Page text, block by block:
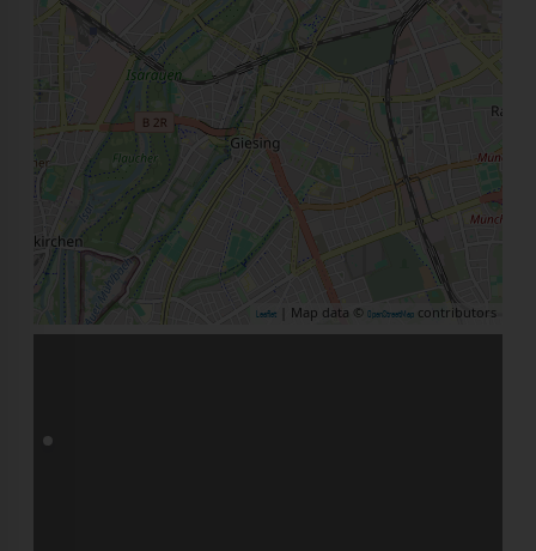
Leaflet | Map data © OpenStreetMap contributors